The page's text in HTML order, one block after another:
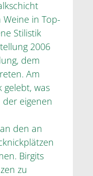
in Top-
Stilistik
2006
dem
Am
gelebt, was
der eigenen
den an
Birgits
zu